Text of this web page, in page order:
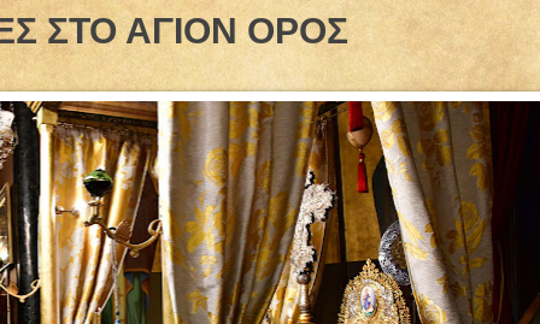
ΣΤΟ ΑΓΙΟΝ ΟΡΟΣ